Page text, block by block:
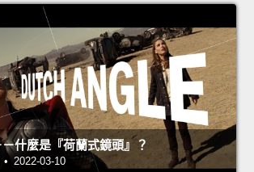
什麼是『荷蘭式鏡頭』？
2022-03-10